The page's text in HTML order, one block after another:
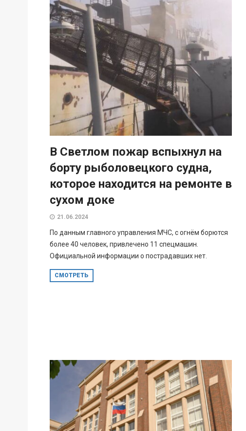
В Светлом пожар вспыхнул на
борту рыболовецкого судна,
которое находится на ремонте в
сухом доке
21.06.2024
По данным главного управления МЧС, с огнём борются
более 40 человек, привлечено 11 спецмашин.
Официальной информации о пострадавших нет.
СМОТРЕТЬ